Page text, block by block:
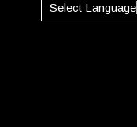
Select Language